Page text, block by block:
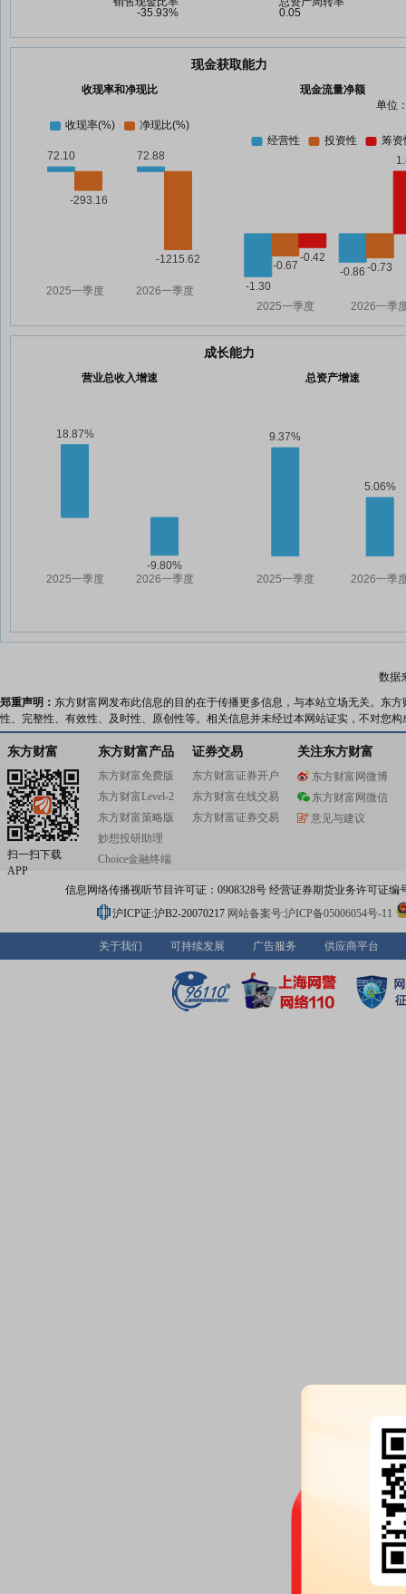
现金获取能力
收现率和净现比
现金流量净额
单位
成长能力
营业总收入增速 总资产增速
数据
郑重声明： 东方财富网发布此信息的目的在于传播更多信息，与本站立场无关。东
性、完整性、有效性、及时性、原创性等。相关信息并未经过本网站证实，不对您
东方财富
扫一扫下载
APP
东方财富产品
东方财富免费版
东方财富Level-2
东方财富策略版
妙想投研助理
Choice金融终端
证券交易
东方财富证券开户
东方财富在线交易
东方财富证券交易
关注东方财富
东方财富网微博
东方财富网微信
意见与建议
信息网络传播视听节目许可证：0908328号 经营证券期货业务许可证编
沪ICP证:沪B2-20070217 网站备案号:沪ICP备05006054号-11
关于我们 可持续发展 广告服务 供应商平台